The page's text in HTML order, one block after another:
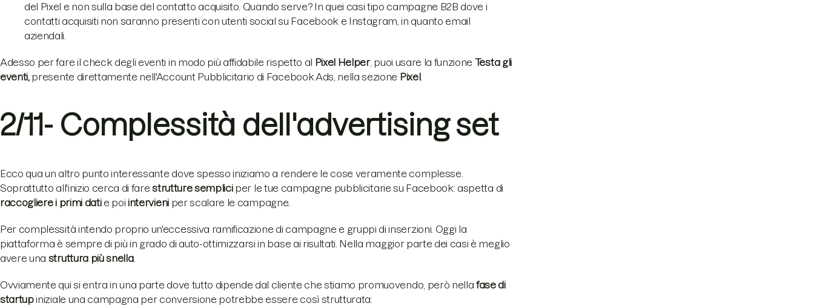
del Pixel e non sulla base del contatto acquisito. Quando serve? In quei casi tipo campagne B2B dove i
contatti acquisiti non saranno presenti con utenti social su Facebook e Instagram, in quanto email
aziendali.
Adesso per fare il check degli eventi in modo più affidabile rispetto al Pixel Helper, puoi usare la funzione Testa gli
eventi,presente direttamente nell'Account Pubblicitario di Facebook Ads, nella sezione Pixel.
2/11- Complessità dell'advertising set
Ecco qua un altro punto interessante dove spesso iniziamo a rendere le cose veramente complesse.
Soprattutto all'inizio cerca di farestrutture sempliciper le tue campagne pubblicitarie su Facebook: aspetta di
raccogliere i primi datie poiintervieniper scalare le campagne.
Per complessità intendo proprio un'eccessiva ramificazione di campagne e gruppi di inserzioni. Oggi la
piattaforma è sempre di più in grado di auto-ottimizzarsi in base ai risultati. Nella maggior parte dei casi è meglio
avere una struttura più snella.
Ovviamente qui si entra in una parte dove tutto dipende dal cliente che stiamo promuovendo, però nellafase di
startupiniziale una campagna per conversione potrebbe essere così strutturata: